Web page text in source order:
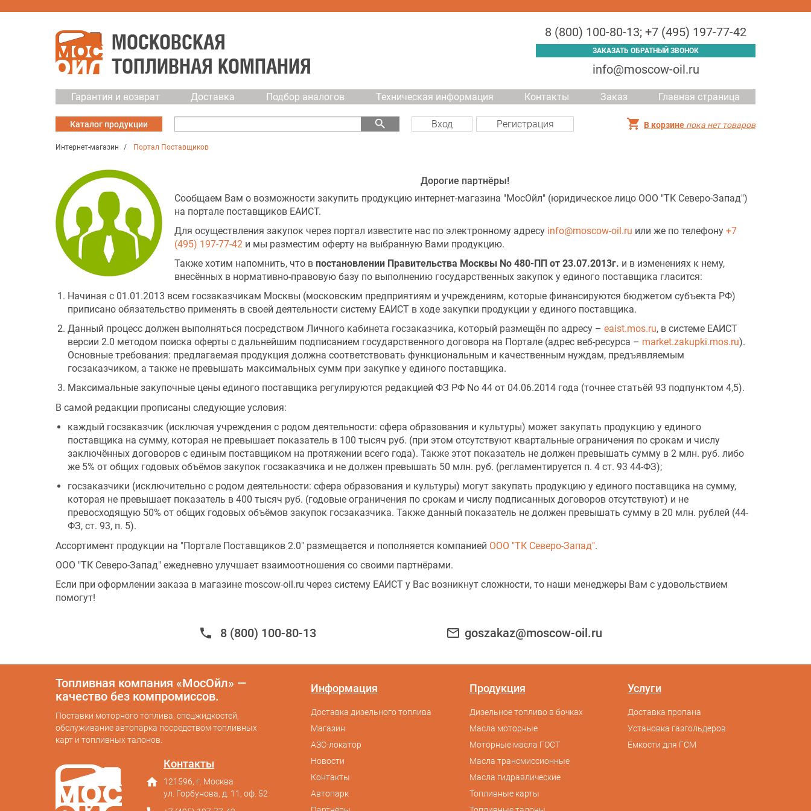
Гарантия и возврат Доставка Подбор аналогов Техническая информация Контакты Заказ Главная страница
МОСКОВСКАЯ
ТОПЛИВНАЯ КОМПАНИЯ
8 (800) 100-80-13; +7 (495) 197-77-42
ЗАКАЗАТЬ ОБРАТНЫЙ ЗВОНОК
info@moscow-oil.ru
search Вход Регистрация В корзине пока нет товаров
Каталог продукции
Интернет-магазин Портал Поставщиков
Дорогие партнёры!
Сообщаем Вам о возможности закупить продукцию интернет-магазина "МосОйл" (юридическое лицо ООО "ТК Северо-Запад")
на портале поставщиков ЕАИСТ.
Для осуществления закупок через портал известите нас по электронному адресу info@moscow-oil.ru или же по телефону +7
(495) 197-77-42и мы разместим оферту на выбранную Вами продукцию.
Также хотим напомнить, что в постановлении Правительства Москвы No 480-ПП от 23.07.2013г. и в изменениях к нему,
внесённых в нормативно-правовую базу по выполнению государственных закупок у единого поставщика гласится:
Начиная с 01.01.2013 всем госзаказчикам Москвы (московским предприятиям и учреждениям, которые финансируются бюджетом субъекта РФ)
приписано обязательство применять в своей деятельности систему ЕАИСТ в ходе закупки продукции у единого поставщика.
Данный процесс должен выполняться посредством Личного кабинета госзаказчика, который размещён по адресу – eaist.mos.ru, в системе ЕАИСТ
версии 2.0 методом поиска оферты с дальнейшим подписанием государственного договора на Портале (адрес веб-ресурса – market.zakupki.mos.ru).
Основные требования: предлагаемая продукция должна соответствовать функциональным и качественным нуждам, предъявляемым
госзаказчиком, а также не превышать максимальных сумм при закупке у единого поставщика.
Максимальные закупочные цены единого поставщика регулируются редакцией ФЗ РФ No 44 от 04.06.2014 года (точнее статьёй 93 подпунктом 4,5).
В самой редакции прописаны следующие условия:
каждый госзаказчик (исключая учреждения с родом деятельности: сфера образования и культуры) может закупать продукцию у единого
поставщика на сумму, которая не превышает показатель в 100 тысяч руб. (при этом отсутствуют квартальные ограничения по срокам и числу
заключённых договоров с единым поставщиком на протяжении всего года). Также этот показатель не должен превышать сумму в 2 млн. руб. либо
же 5% от общих годовых объёмов закупок госзаказчика и не должен превышать 50 млн. руб. (регламентируется п. 4 ст. 93 44-ФЗ);
госзаказчики (исключительно с родом деятельности: сфера образования и культуры) могут закупать продукцию у единого поставщика на сумму,
которая не превышает показатель в 400 тысяч руб. (годовые ограничения по срокам и числу подписанных договоров отсутствуют) и не
превосходящую 50% от общих годовых объёмов закупок госзаказчика. Также данный показатель не должен превышать сумму в 20 млн. рублей (44-
ФЗ, ст. 93, п. 5).
Ассортимент продукции на "Портале Поставщиков 2.0" размещается и пополняется компанией ООО "ТК Северо-Запад".
ООО "ТК Северо-Запад" ежедневно улучшает взаимоотношения со своими партнёрами.
Если при оформлении заказа в магазине moscow-oil.ru через систему ЕАИСТ у Вас возникнут сложности, то наши менеджеры Вам с удовольствием
помогут!
phone 8 (800) 100-80-13 mail_outline goszakaz@moscow-oil.ru
Информация
Доставка дизельного топлива
Магазин
АЗС-локатор
Новости
Контакты
Автопарк
Продукция
Дизельное топливо в бочках
Масла моторные
Моторные масла ГОСТ
Масла трансмиссионные
Масла гидравлические
Топливные карты
Услуги
Доставка пропана
Установка газгольдеров
Емкости для ГСМ
Топливная компания «МосОйл» —
качество без компромиссов.
Поставки моторного топлива, спецжидкостей,
обслуживание автопарка посредством топливных
карт и топливных талонов.
Контакты
home
121596, г. Москва
ул. Горбунова, д. 11, оф. 52